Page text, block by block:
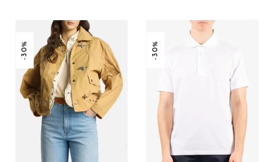
-30% -30%